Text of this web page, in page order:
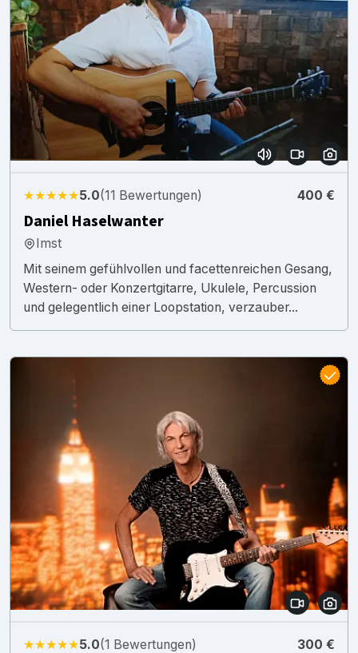
★★★★★5.0(11 Bewertungen) 400 €
Daniel Haselwanter
Imst
Mit seinem gefühlvollen und facettenreichen Gesang,
Western- oder Konzertgitarre, Ukulele, Percussion
und gelegentlich einer Loopstation, verzauber...
★★★★★5.0(1 Bewertungen) 300 €